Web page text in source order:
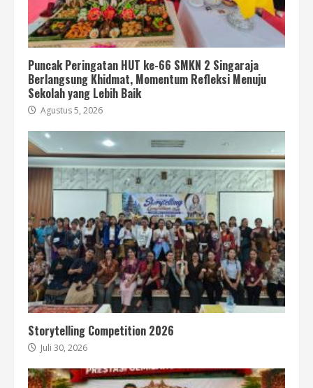
Puncak Peringatan HUT ke-66 SMKN 2 Singaraja
Berlangsung Khidmat, Momentum Refleksi Menuju
Sekolah yang Lebih Baik
Agustus 5, 2026
Storytelling Competition 2026
Juli 30, 2026